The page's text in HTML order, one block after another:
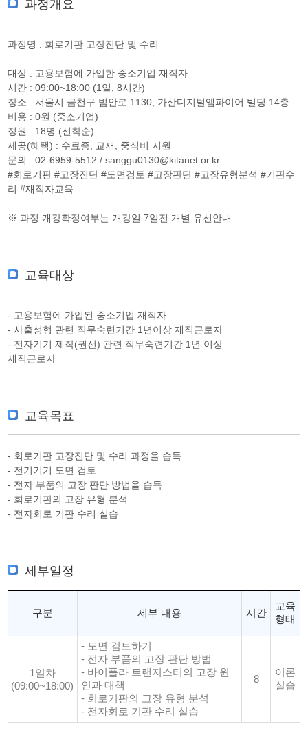
과정개요
과정명 : 회로기판 고장진단 및 수리
대상 : 고용보험에 가입한 중소기업 재직자
시간 : 09:00~18:00 (1일, 8시간)
장소 : 서울시 금천구 범안로 1130, 가산디지털엠파이어 빌딩 14층
비용 : 0원 (중소기업)
정원 : 18명 (선착순)
제공(혜택) : 수료증, 교재, 중식비 지원
문의 : 02-6959-5512 / sanggu0130@kitanet.or.kr
#회로기판 #고장진단 #도면검토 #고장판단 #고장유형분석 #기판수
리 #재직자교육
※ 과정 개강확정여부는 개강일 7일전 개별 유선안내
교육대상
- 고용보험에 가입된 중소기업 재직자
- 사출성형 관련 직무숙련기간 1년이상 재직근로자
- 전자기기 제작(권선) 관련 직무숙련기간 1년 이상
재직근로자
교육목표
- 회로기판 고장진단 및 수리 과정을 습득
- 전기기기 도면 검토
- 전자 부품의 고장 판단 방법을 습득
- 회로기판의 고장 유형 분석
- 전자회로 기판 수리 실습
세부일정
구분 세부 내용 시간
교육
형태
1일차
(09:00~18:00)
- 도면 검토하기
- 전자 부품의 고장 판단 방법
- 바이폴라 트랜지스터의 고장 원
인과 대책
- 회로기판의 고장 유형 분석
- 전자회로 기판 수리 실습
8
이론
실습